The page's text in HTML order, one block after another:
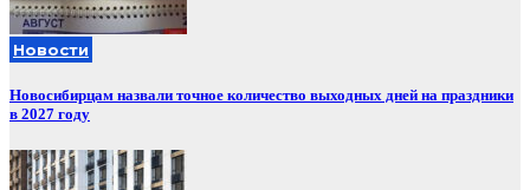
Новости
Новосибирцам назвали точное количество выходных дней на праздники
в 2027 году